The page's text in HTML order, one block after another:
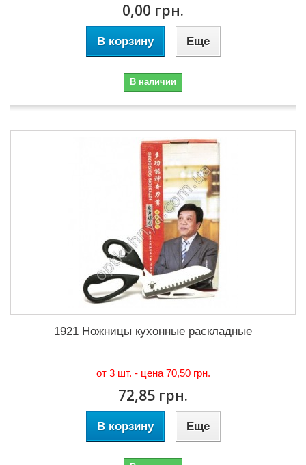
0,00 грн.
В корзину Еще
В наличии
1921 Ножницы кухонные раскладные
от 3 шт. - цена 70,50 грн.
72,85 грн.
В корзину Еще